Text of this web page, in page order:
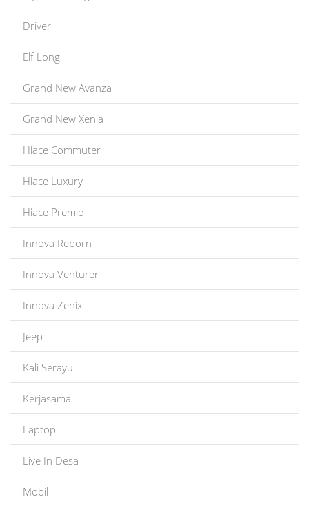
Driver
Elf Long
Grand New Avanza
Grand New Xenia
Hiace Commuter
Hiace Luxury
Hiace Premio
Innova Reborn
Innova Venturer
Innova Zenix
Jeep
Kali Serayu
Kerjasama
Laptop
Live In Desa
Mobil